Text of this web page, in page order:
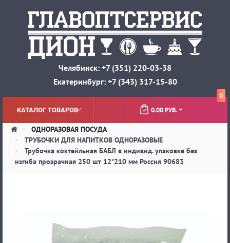
Челябинск: +7 (351) 220-03-38
Екатеринбург: +7 (343) 317-15-80
КАТАЛОГ ТОВАРОВ
0
0.00 РУБ.
ОДНОРАЗОВАЯ ПОСУДА
ТРУБОЧКИ ДЛЯ НАПИТКОВ ОДНОРАЗОВЫЕ
Трубочка коктейльная БАБЛ в индивид. упаковке без
изгиба прозрачная 250 шт 12*210 мм Россия 90683